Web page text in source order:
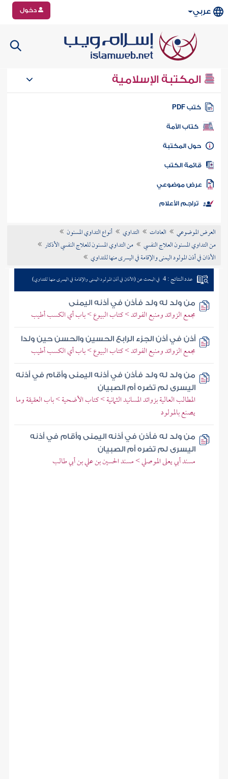
عربي دخول
المكتبة الإسلامية
كتب PDF
كتاب الأمة
المكتبة
الكتب
موضوعي
تراجم الأعلام
العرض الموضوعي العادات التداوي
أنواع التداوي المسنون
من التداوي المسنون العلاج النفسي
من التداوي المسنون للعلاج النفسي الأذكار
الأذان في أذن المولود اليمنى والإقامة في اليسرى منها للتداوي
عدد النتائج : 4 في البحث عن (الأذان في أذن المولود اليمنى والإقامة في اليسرى منها للتداوي)
من ولد له ولد فأذن في أذنه اليمنى
مجمع الزوائد ومنبع الفوائد > كتاب البيوع > باب أي الكسب أطيب
أذن في أذن الجزء الرابع الحسين والحسن حين ولدا
مجمع الزوائد ومنبع الفوائد > كتاب البيوع > باب أي الكسب أطيب
من ولد له ولد فأذن في أذنه اليمنى وأقام في أذنه
اليسرى لم تضره أم الصبيان
المطالب العالية بزوائد المسانيد الثمانية > كتاب الأضحية > باب العقيقة وما
يصنع بالمولود
من ولد له فأذن في أذنه اليمنى وأقام في أذنه
اليسرى لم تضره أم الصبيان
مسند أبي يعلى الموصلي > مسند الحسين بن علي بن أبي طالب